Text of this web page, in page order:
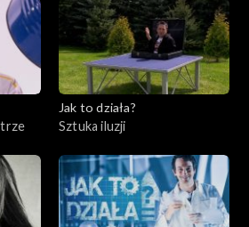
Jak to działa?
Sztuka iluzji